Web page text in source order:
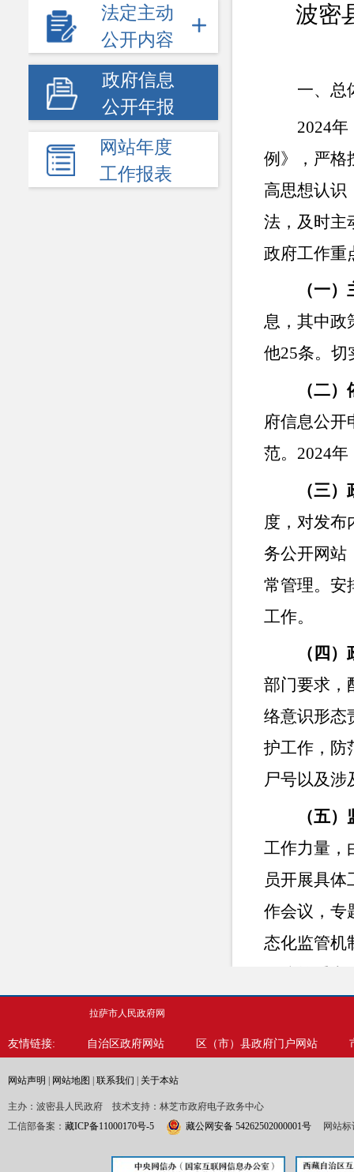
法定主动
公开内容
政府信息
公开年报
网站年度
工作报表
波密
一、总
2024年
例》，严格
高思想认识
法，及时主
政府工作重
（一）
息，其中政
他25条。切
（二
府信息公开
范。 2024年
（三
度，对发
务公开网站
常管理。安
工作。
（四
部门要求，
络意识形态
护工作，防
尸号以及涉
（五
工作力量，
员开展具
作会议，专
态化监管机
入年度考核
拉萨市人民政府网
友情链接: 自治区政府网站 区（市）县政府门户网站
网站声明 网站地图 联系我们 关于本站
主办：波密县人民政府 技术支持：林芝市政府电子政务中心
工信部备案： 藏ICP备11000170号-5 藏公网安备 54262502000001号 网站标